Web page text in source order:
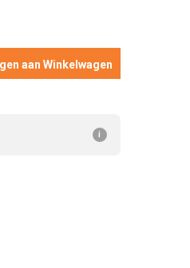
i